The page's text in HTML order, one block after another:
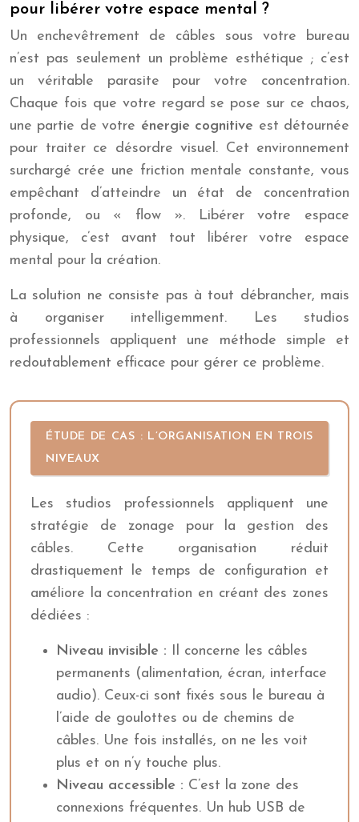
pour libérer votre espace mental ?
Un enchevêtrement de câbles sous votre bureau
n’est pas seulement un problème esthétique ; c’est
un véritable parasite pour votre concentration.
Chaque fois que votre regard se pose sur ce chaos,
une partie de votre énergie cognitive est détournée
pour traiter ce désordre visuel. Cet environnement
surchargé crée une friction mentale constante, vous
empêchant d’atteindre un état de concentration
profonde, ou « flow ». Libérer votre espace
physique, c’est avant tout libérer votre espace
mental pour la création.
La solution ne consiste pas à tout débrancher, mais
à organiser intelligemment. Les studios
professionnels appliquent une méthode simple et
redoutablement efficace pour gérer ce problème.
ÉTUDE DE CAS : L’ORGANISATION EN TROIS
NIVEAUX
Les studios professionnels appliquent une
stratégie de zonage pour la gestion des
câbles. Cette organisation réduit
drastiquement le temps de configuration et
améliore la concentration en créant des zones
dédiées :
Niveau invisible : Il concerne les câbles
permanents (alimentation, écran, interface
audio). Ceux-ci sont fixés sous le bureau à
l’aide de goulottes ou de chemins de
câbles. Une fois installés, on ne les voit
plus et on n’y touche plus.
Niveau accessible : C’est la zone des
connexions fréquentes. Un hub USB de